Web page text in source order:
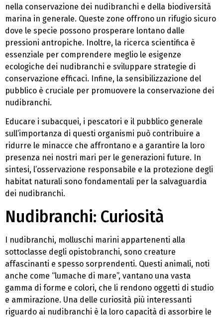
nella conservazione dei nudibranchi e della biodiversità
marina in generale. Queste zone offrono un rifugio sicuro
dove le specie possono prosperare lontano dalle
pressioni antropiche. Inoltre, la ricerca scientifica è
essenziale per comprendere meglio le esigenze
ecologiche dei nudibranchi e sviluppare strategie di
conservazione efficaci. Infine, la sensibilizzazione del
pubblico è cruciale per promuovere la conservazione dei
nudibranchi.
Educare i subacquei, i pescatori e il pubblico generale
sull’importanza di questi organismi può contribuire a
ridurre le minacce che affrontano e a garantire la loro
presenza nei nostri mari per le generazioni future. In
sintesi, l’osservazione responsabile e la protezione degli
habitat naturali sono fondamentali per la salvaguardia
dei nudibranchi.
Nudibranchi: Curiosità
I nudibranchi, molluschi marini appartenenti alla
sottoclasse degli opistobranchi, sono creature
affascinanti e spesso sorprendenti. Questi animali, noti
anche come “lumache di mare”, vantano una vasta
gamma di forme e colori, che li rendono oggetti di studio
e ammirazione. Una delle curiosità più interessanti
riguardo ai nudibranchi è la loro capacità di assorbire le